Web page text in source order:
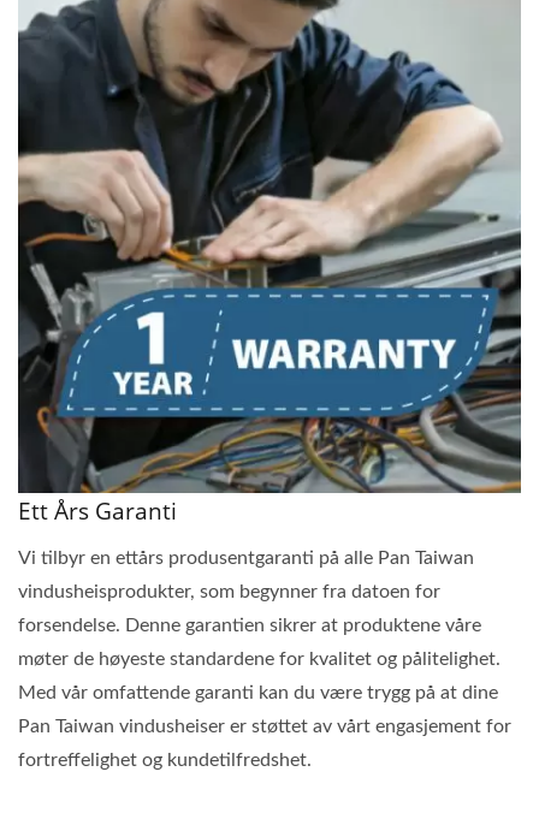
Ett Års Garanti
Vi tilbyr en ettårs produsentgaranti på alle Pan Taiwan
vindusheisprodukter, som begynner fra datoen for
forsendelse. Denne garantien sikrer at produktene våre
møter de høyeste standardene for kvalitet og pålitelighet.
Med vår omfattende garanti kan du være trygg på at dine
Pan Taiwan vindusheiser er støttet av vårt engasjement for
fortreffelighet og kundetilfredshet.